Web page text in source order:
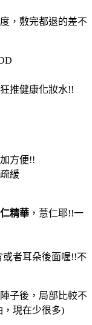
，敷完都退的差不
推健康化妝水!!
方便!!
緩
精華 ，薏仁耶!!一
或者耳朵後面喔!!不
子後，局部比較不
現在少很多)